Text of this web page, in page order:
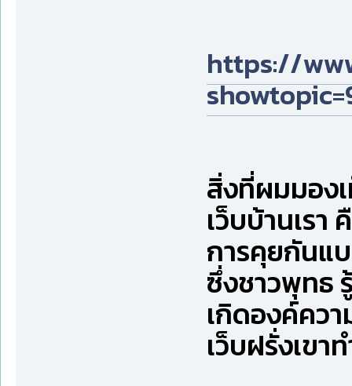
https://
สิ่งที่ผมมอง
เว็บบ้านเรา
การคุยกันแ
ซึ่งชาวพุทธ
เกิดองค์คว
เว็บฝรั่งเขา